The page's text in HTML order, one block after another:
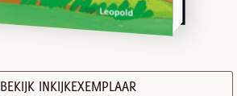
BEKIJK INKIJKEXEMPLAAR